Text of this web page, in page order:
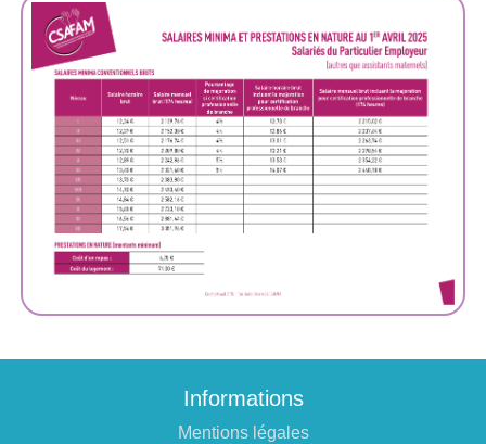
Informations
Mentions légales